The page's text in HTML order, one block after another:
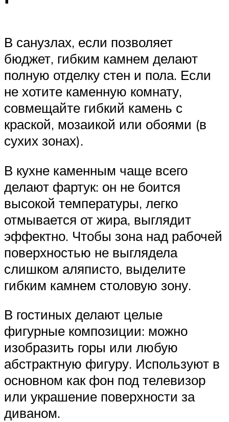
В санузлах, если позволяет
бюджет, гибким камнем делают
полную отделку стен и пола. Если
не хотите каменную комнату,
совмещайте гибкий камень с
краской, мозаикой или обоями (в
сухих зонах).
В кухне каменным чаще всего
делают фартук: он не боится
высокой температуры, легко
отмывается от жира, выглядит
эффектно. Чтобы зона над рабочей
поверхностью не выглядела
слишком аляписто, выделите
гибким камнем столовую зону.
В гостиных делают целые
фигурные композиции: можно
изобразить горы или любую
абстрактную фигуру. Используют в
основном как фон под телевизор
или украшение поверхности за
диваном.